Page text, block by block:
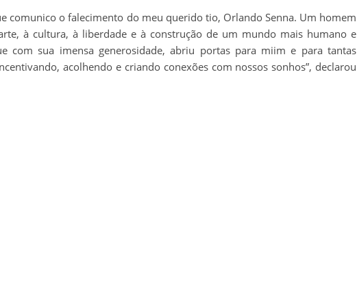
comunico o falecimento do meu querido tio, Orlando Senna. Um homem
à cultura, à liberdade e à construção de um mundo mais humano e
com sua imensa generosidade, abriu portas para miim e para tantas
acolhendo e criando conexões com nossos sonhos”, declarou